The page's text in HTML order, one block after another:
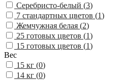
Серебристо-белый (3)
7 стандартных цветов (1)
Жемчужная белая (2)
25 готовых цветов (1)
15 готовых цветов (1)
Вес
15 кг (0)
14 кг (0)